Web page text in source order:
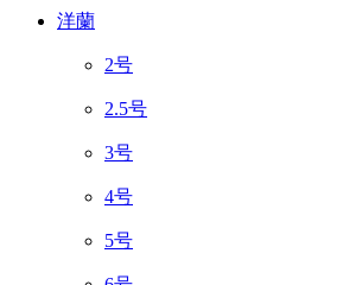
洋蘭
2号
2.5号
3号
4号
5号